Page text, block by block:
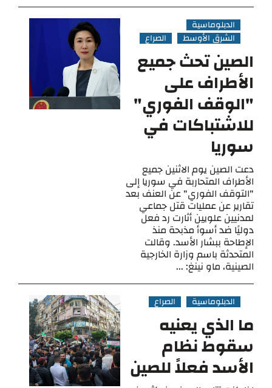
الدبلوماسية
الشرق الأوسط
الصراع
الصين تحث جميع
الأطراف على
"الوقف الفوري"
للاشتباكات في
سوريا
دعت الصين يوم الاثنين جميع
الأطراف المتحاربة في سوريا إلى
"التوقف الفوري" عن العنف بعد
تقارير عن عمليات قتل جماعي
لمدنيين علويين أثارت رد فعل
دوليًا ضد أسوأ مذبحة منذ
الإطاحة ببشار الأسد. وقالت
المتحدثة باسم وزارة الخارجية
الصينية، ماو نينغ: ...
الدبلوماسية الصراع
ما الذي يعنيه
سقوط نظام
الأسد فعلاً للصين